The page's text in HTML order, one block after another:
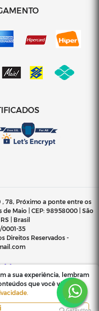
, 78, Próximo a ponte entre os
Maio | CEP: 98958000 | São
| Brasil
0001-35
Direitos Reservados -
a sua experiência, lembram
que você vê. Para